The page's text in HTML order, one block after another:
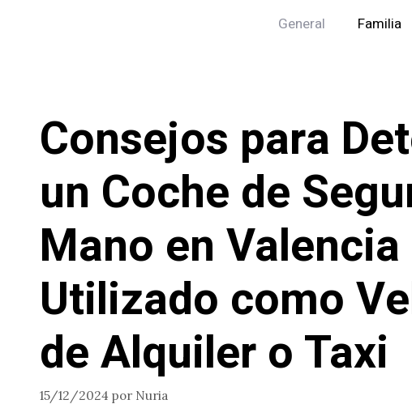
General Familia
Consejos para
un Coche de
Mano en
Utilizado como
de Alquiler o Taxi
15/12/2024 por Nuria